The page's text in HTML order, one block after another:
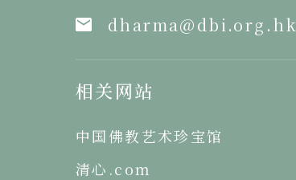
dharma@dbi.org.hk
相关网站
中国佛教艺术珍宝馆
清心.com